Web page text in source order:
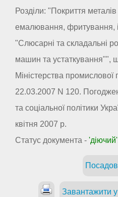
Розділи: "Покриття
емалювання, фритування,
"Слюсарні та складальні
машин та устаткування"",
Міністерства промислової
22.03.2007 N 120.
та соціальної політики
квітня 2007 р.
Статус документа - 'діючий'
Завантажити